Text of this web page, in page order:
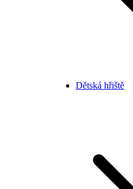
Dětská hřiště